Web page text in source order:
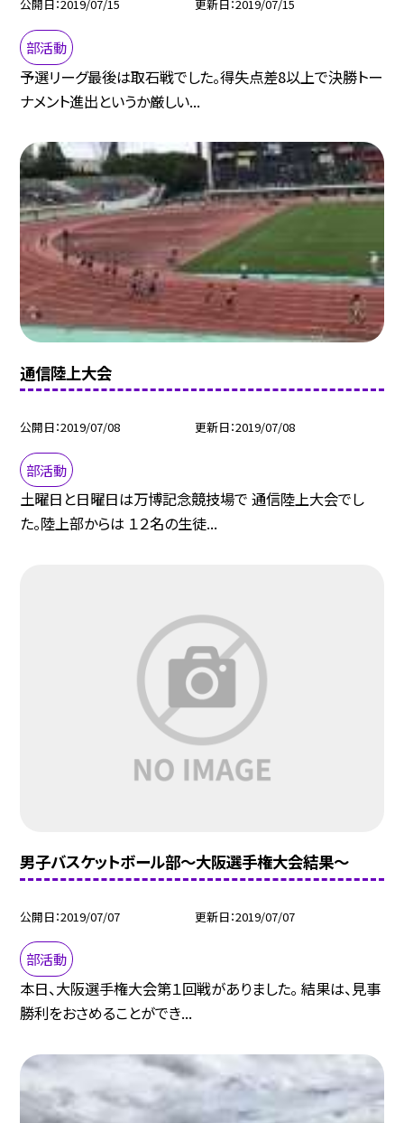
公開日 2019/07/15 更新日 2019/07/15
部活動
予選リーグ最後は取石戦でした。得失点差8以上で決勝トー
ナメント進出というか厳しい...
通信陸上大会
公開日 2019/07/08 更新日 2019/07/08
部活動
土曜日と日曜日は万博記念競技場で 通信陸上大会でし
た。陸上部からは １２名の生徒...
男子バスケットボール部〜大阪選手権大会結果〜
公開日 2019/07/07 更新日 2019/07/07
部活動
本日、大阪選手権大会第１回戦がありました。 結果は、見事
勝利をおさめることができ...